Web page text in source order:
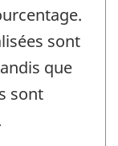
sont
que
sont